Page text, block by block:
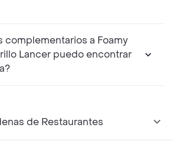
complementarios a Foamy
Lancer puedo encontrar
de Restaurantes